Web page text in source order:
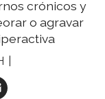
crónicos y
o agravar